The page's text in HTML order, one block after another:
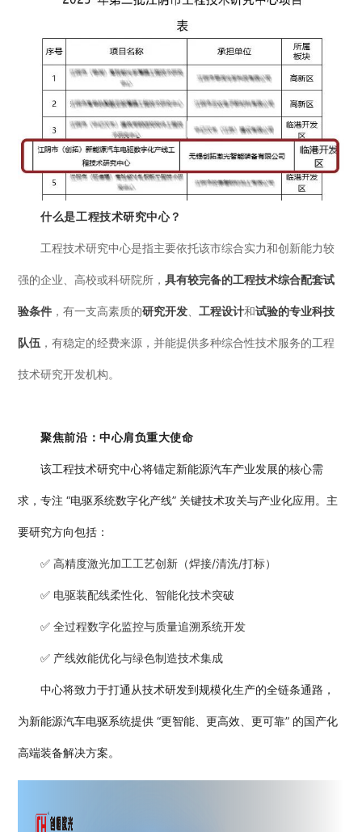
低压电气行业
什么是工程技术研究中心？
工程技术研究中心是指主要依托该市综合实力和创新能力较
强的企业、高校或科研院所，具有较完备的工程技术综合配套试
验条件 ，有一支高素质的研究开发 、工程设计和试验的专业科技
队伍 ，有稳定的经费来源，并能提供多种综合性技术服务的工程
技术研究开发机构。
聚焦前沿：中心肩负重大使命
该工程技术研究中心将锚定新能源汽车产业发展的核心需
求，专注 “电驱系统数字化产线” 关键技术攻关与产业化应用。主
要研究方向包括：
✅高精度激光加工工艺创新（焊接/清洗/打标）
✅ 电驱装配线柔性化、智能化技术突破
✅全过程数字化监控与质量追溯系统开发
✅ 产线效能优化与绿色制造技术集成
中心将致力于打通从技术研发到规模化生产的全链条通路，
为新能源汽车电驱系统提供 “更智能、更高效、更可靠” 的国产化
高端装备解决方案。